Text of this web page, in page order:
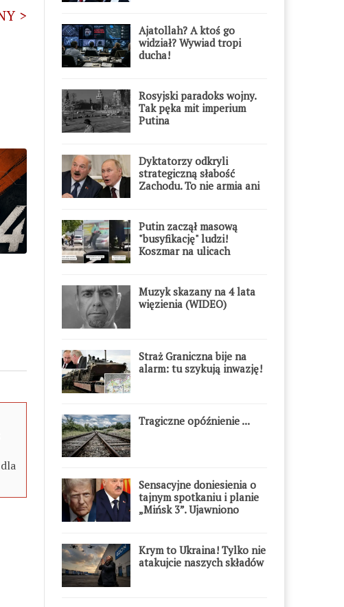
>
Ajatollah? A ktoś go
widział? Wywiad tropi
ducha!
Rosyjski paradoks wojny.
Tak pęka mit imperium
Putina
Dyktatorzy odkryli
strategiczną słabość
Zachodu. To nie armia ani
Putin zaczął masową
"busyfikację" ludzi!
Koszmar na ulicach
Muzyk skazany na 4 lata
więzienia (WIDEO)
Straż Graniczna bije na
alarm: tu szykują inwazję!
Tragiczne opóźnienie ...
Sensacyjne doniesienia o
tajnym spotkaniu i planie
„Mińsk 3”. Ujawniono
Krym to Ukraina! Tylko nie
atakujcie naszych składów